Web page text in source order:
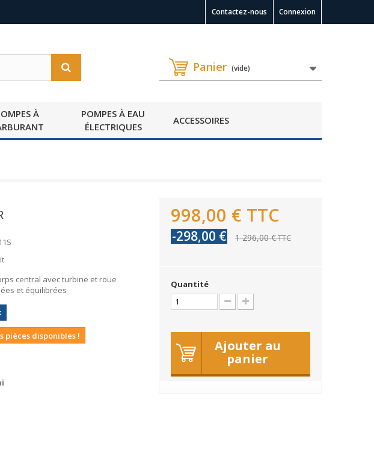
Connexion
Contactez-nous
Panier (vide)
À
POMPES À EAU
ÉLECTRIQUES
ACCESSOIRES
central avec turbine et roue
et équilibrées
pièces disponibles !
998,00 € TTC
-298,00 € 1 296,00 €TTC
Quantité
Ajouter au
panier